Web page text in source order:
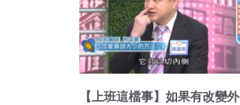
【上班這檔事】如果有改變外